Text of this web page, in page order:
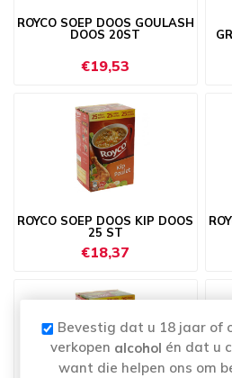
ROYCO SOEP DOOS GOULASH
DOOS 20ST
€19,53
ROYCO SOEP DOOS KIP DOOS
25 ST
€18,37
Bevestig dat u 18 jaar of
verkopen alcohol én dat u
want die helpen ons om